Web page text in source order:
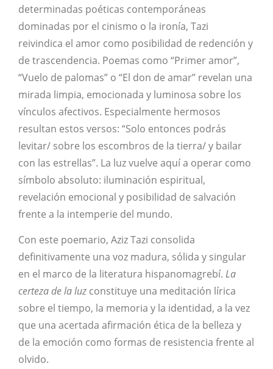
determinadas poéticas contemporáneas
dominadas por el cinismo o la ironía, Tazi
reivindica el amor como posibilidad de redención y
de trascendencia. Poemas como “Primer amor”,
“Vuelo de palomas” o “El don de amar” revelan una
mirada limpia, emocionada y luminosa sobre los
vínculos afectivos. Especialmente hermosos
resultan estos versos: “Solo entonces podrás
levitar/ sobre los escombros de la tierra/ y bailar
con las estrellas”. La luz vuelve aquí a operar como
símbolo absoluto: iluminación espiritual,
revelación emocional y posibilidad de salvación
frente a la intemperie del mundo.
Con este poemario, Aziz Tazi consolida
definitivamente una voz madura, sólida y singular
en el marco de la literatura hispanomagrebí. La
certeza de la luz constituye una meditación lírica
sobre el tiempo, la memoria y la identidad, a la vez
que una acertada afirmación ética de la belleza y
de la emoción como formas de resistencia frente al
olvido.